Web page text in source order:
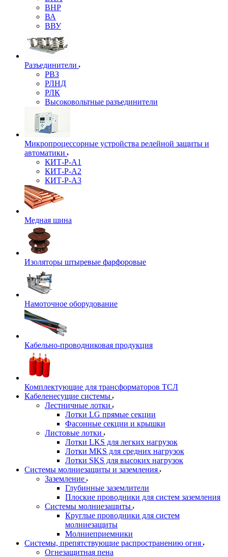
ВНР
ВА
ВВУ
Разъединители
РВЗ
РЛНД
РЛК
Высоковольтные разъединители
Микропроцессорные устройства релейной защиты и
автоматики
КИТ-Р-А1
КИТ-Р-А2
КИТ-Р-А3
Медная шина
Изоляторы штыревые фарфоровые
Намоточное оборудование
Кабельно-проводниковая продукция
Комплектующие для трансформаторов ТСЛ
Кабеленесущие системы
Лестничные лотки
Лотки LG прямые секции
Фасонные секции и крышки
Листовые лотки
Лотки LKS для легких нагрузок
Лотки MKS для средних нагрузок
Лотки SKS для высоких нагрузок
Системы молниезащиты и заземления
Заземление
Глубинные заземлители
Плоские проводники для систем заземления
Системы молниезащиты
Круглые проводники для систем
молниезащиты
Молниеприемники
Системы, препятствующие распространению огня
Огнезащитная пена